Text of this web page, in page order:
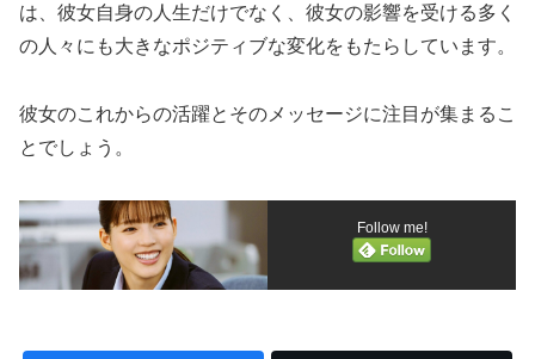
は、彼女自身の人生だけでなく、彼女の影響を受ける多く
の人々にも大きなポジティブな変化をもたらしています。
彼女のこれからの活躍とそのメッセージに注目が集まるこ
とでしょう。
Follow me!